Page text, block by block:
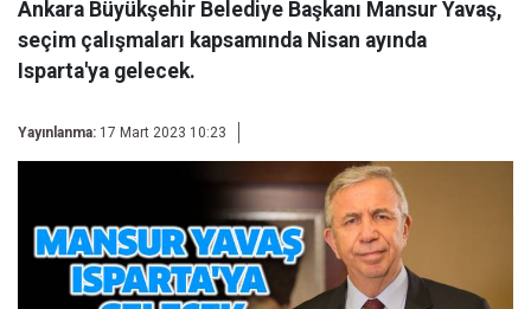
Ankara Büyükşehir Belediye Başkanı Mansur Yavaş,
seçim çalışmaları kapsamında Nisan ayında
Isparta'ya gelecek.
Yayınlanma: 17 Mart 2023 10:23